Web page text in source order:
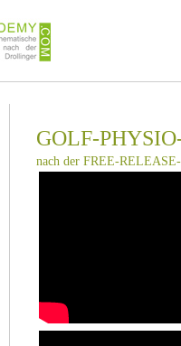
GOLF-
nach der FREE-